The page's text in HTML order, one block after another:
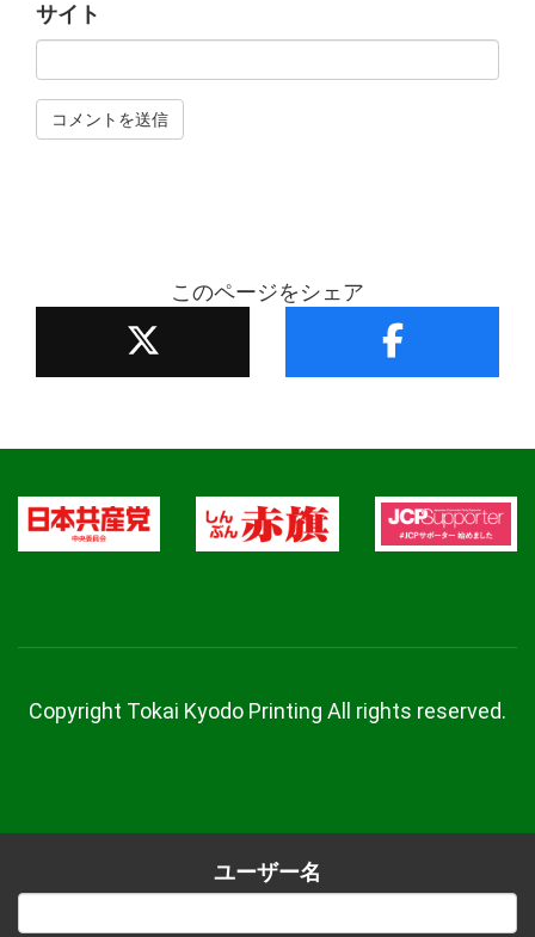
サイト
このページをシェア
Copyright Tokai Kyodo Printing All rights reserved.
ユーザー名